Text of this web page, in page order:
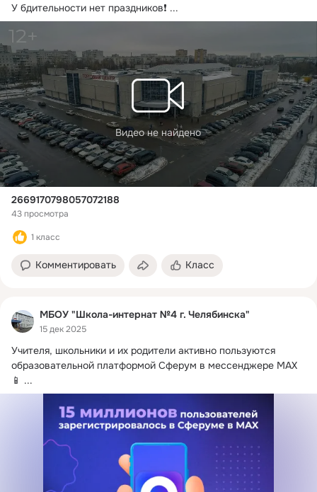
У бдительности нет праздников❗️ ...
Видео не найдено
2669170798057072188
43 просмотра
1 класс
Комментировать Класс
МБОУ "Школа-интернат №4 г. Челябинска"
15 дек 2025
Учителя, школьники и их родители активно пользуются
образовательной платформой Сферум в мессенджере MAX
📱 ...